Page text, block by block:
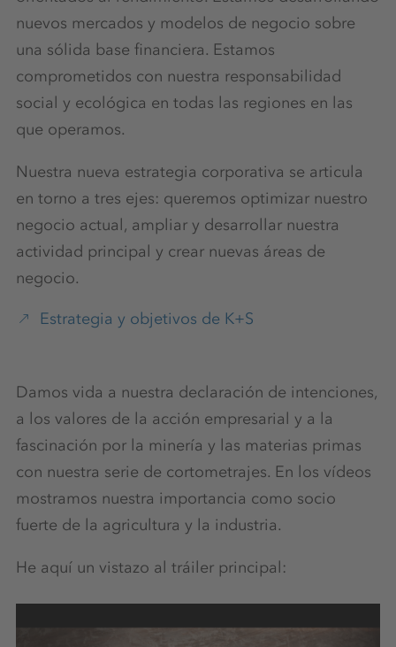
nuevos mercados y modelos de negocio sobre
una sólida base financiera. Estamos
comprometidos con nuestra responsabilidad
social y ecológica en todas las regiones en las
que operamos.
Nuestra nueva estrategia corporativa se articula
en torno a tres ejes: queremos optimizar nuestro
negocio actual, ampliar y desarrollar nuestra
actividad principal y crear nuevas áreas de
negocio.
Estrategia y objetivos de K+S
Damos vida a nuestra declaración de intenciones,
a los valores de la acción empresarial y a la
fascinación por la minería y las materias primas
con nuestra serie de cortometrajes. En los vídeos
mostramos nuestra importancia como socio
fuerte de la agricultura y la industria.
He aquí un vistazo al tráiler principal: